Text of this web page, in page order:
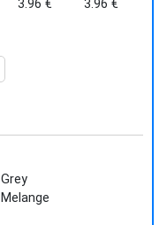
3.96 € 3.96 €
Grey
Melange